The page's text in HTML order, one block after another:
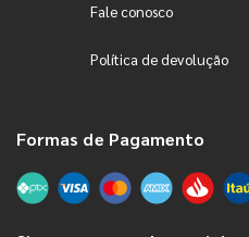
Fale conosco
Política de devolução
Formas de Pagamento